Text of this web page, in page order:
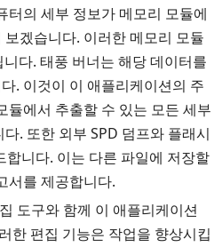
터의 세부 정보가 메모리 모듈에
겠습니다. 이러한 메모리 모듈
다. 태풍 버너는 해당 데이터를
. 이것이 이 애플리케이션의 주
듈에서 추출할 수 있는 모든 세부
. 또한 외부 SPD 덤프와 플래시
합니다. 이는 다른 파일에 저장할
서를 제공합니다.
도구와 함께 이 애플리케이션
한 편집 기능은 작업을 향상시킵